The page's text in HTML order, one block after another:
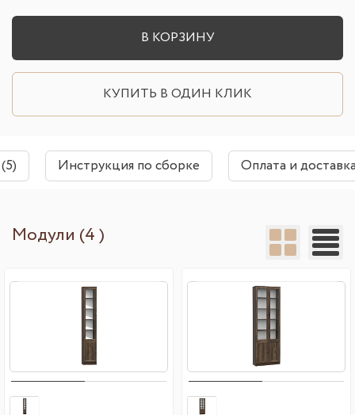
В КОРЗИНУ
КУПИТЬ В ОДИН КЛИК
Инструкция по сборке Оплата и
Модули (4 )